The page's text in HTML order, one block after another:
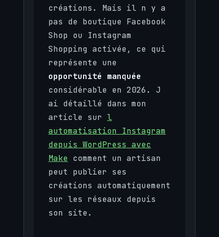
créations. Mais il n y a
pas de boutique Facebook
Shop ou Instagram
Shopping activée, ce qui
représente une
opportunité manquée
considérable en 2026. J
ai détaillé dans mon
article sur l
automatisation Instagram
depuis WordPress avec
Make comment un artisan
peut publier ses
créations automatiquement
sur les réseaux depuis
son site.